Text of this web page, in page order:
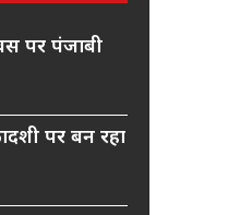
पर पंजाबी
पर बन रहा